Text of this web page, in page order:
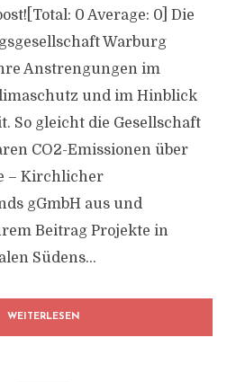
0 Average: 0] Die
Warburg
Anstrengungen im
und im Hinblick
So gleicht die Gesellschaft
CO2-Emissionen über
– Kirchlicher
gGmbH aus und
Beitrag Projekte in
Südens...
WEITERLESEN